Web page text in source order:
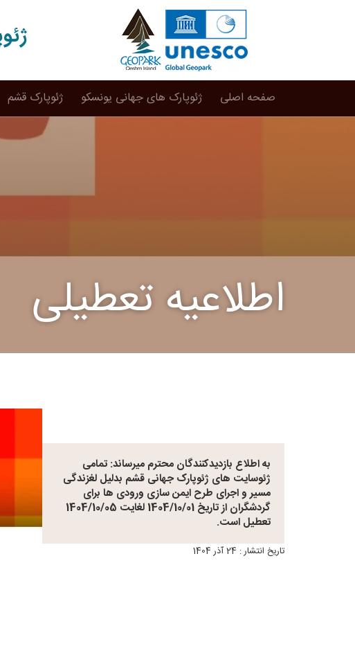
صفحه اصلی ژئوپارک های جهانی یونسکو ژئوپارک قشم
اطلاعیه تعطیلی
به اطلاع بازدیدکنندگان محترم میرساند: تمامی
ژئوسایت های ژئوپارک جهانی قشم بدلیل لغزندگی
مسیر و اجرای طرح ایمن سازی ورودی ها برای
گردشگران از تاریخ 1404/10/01 لغایت 1404/10/05
تعطیل است.
تاریخ انتشار : 24 آذر 1404